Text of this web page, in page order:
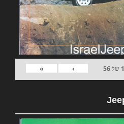
1 של56
›
»